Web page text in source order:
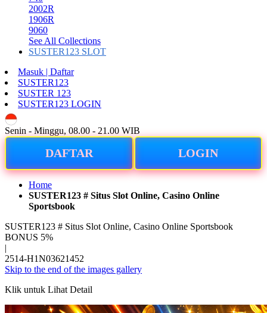
2002R
1906R
9060
See All Collections
SUSTER123 SLOT
Masuk | Daftar
SUSTER123
SUSTER 123
SUSTER123 LOGIN
Senin - Minggu, 08.00 - 21.00 WIB
DAFTAR LOGIN
Home
SUSTER123 # Situs Slot Online, Casino Online
Sportsbook
SUSTER123 # Situs Slot Online, Casino Online Sportsbook
BONUS 5%
|
2514-H1N03621452
Skip to the end of the images gallery
Klik untuk Lihat Detail